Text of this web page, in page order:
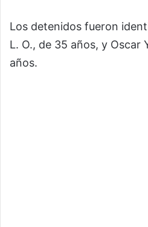
Los detenidos fueron
L. O., de 35 años, y Oscar
años.